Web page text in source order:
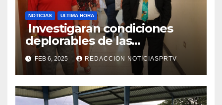
NOTICIAS ULTIMA HORA
Investigaran condiciones
deplorables de las
facilidades el Departamento
de la Salud en Mayagüez
FEB 6, 2025 REDACCION NOTICIASPRTV